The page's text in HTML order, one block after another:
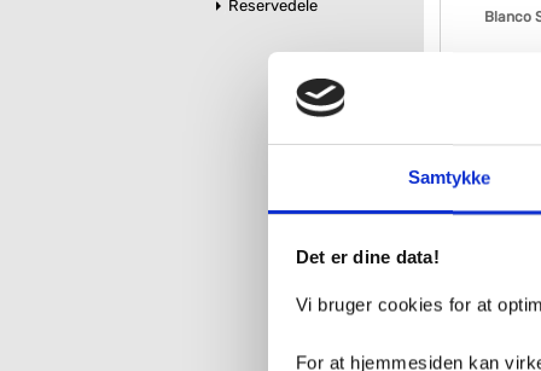
Samtykke
Det er dine data!
Vi bruger cookies for at
For at hjemmesiden kan
Reservedele
Blanco